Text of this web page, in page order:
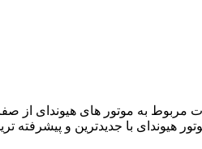
مربوط به موتور های هیوندای از
هیوندای با جدیدترین و